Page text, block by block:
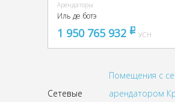
Арендаторы
Иль де ботэ
1 950 765 932 pуб
УСН
Сетевые
Помещения с
арендатором